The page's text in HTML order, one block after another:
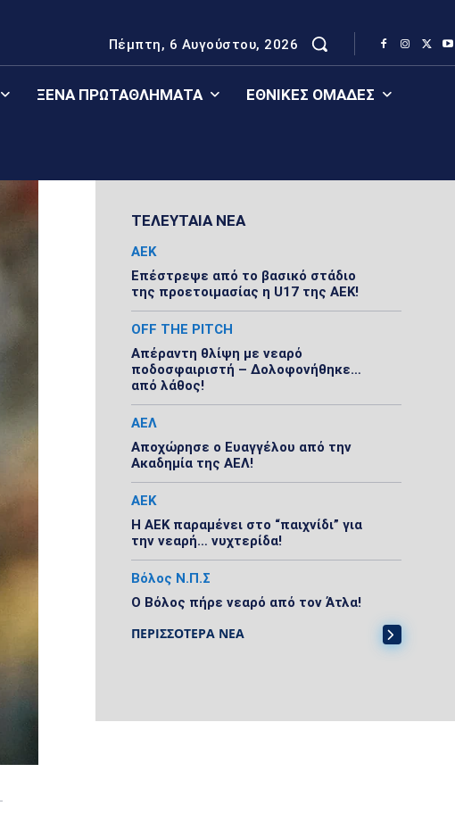
Πέμπτη, 6 Αυγούστου, 2026
ΞΈΝΑ ΠΡΩΤΑΘΛΉΜΑΤΑ ΕΘΝΙΚΈΣ ΟΜΆΔΕΣ
ΤΕΛΕΥΤΑΙΑ ΝΕΑ
ΑΕΚ
Επέστρεψε από το βασικό στάδιο
της προετοιμασίας η U17 της ΑΕΚ!
OFF THE PITCH
Απέραντη θλίψη με νεαρό
ποδοσφαιριστή – Δολοφονήθηκε…
από λάθος!
ΑΕΛ
Αποχώρησε ο Ευαγγέλου από την
Ακαδημία της ΑΕΛ!
ΑΕΚ
Η ΑΕΚ παραμένει στο “παιχνίδι” για
την νεαρή… νυχτερίδα!
Βόλος Ν.Π.Σ
Ο Βόλος πήρε νεαρό από τον Άτλα!
ΠΕΡΙΣΣΟΤΕΡΑ ΝΕΑ